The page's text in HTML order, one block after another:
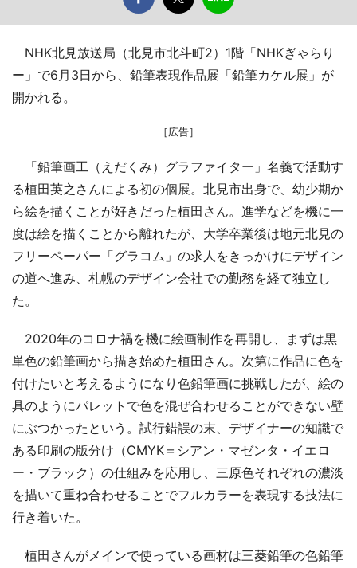
NHK北見放送局（北見市北斗町2）1階「NHKぎゃらり
ー」で6月3日から、鉛筆表現作品展「鉛筆カケル展」が
開かれる。
［広告］
「鉛筆画工（えだくみ）グラファイター」名義で活動す
る植田英之さんによる初の個展。北見市出身で、幼少期か
ら絵を描くことが好きだった植田さん。進学などを機に一
度は絵を描くことから離れたが、大学卒業後は地元北見の
フリーペーパー「グラコム」の求人をきっかけにデザイン
の道へ進み、札幌のデザイン会社での勤務を経て独立し
た。
2020年のコロナ禍を機に絵画制作を再開し、まずは黒
単色の鉛筆画から描き始めた植田さん。次第に作品に色を
付けたいと考えるようになり色鉛筆画に挑戦したが、絵の
具のようにパレットで色を混ぜ合わせることができない壁
にぶつかったという。試行錯誤の末、デザイナーの知識で
ある印刷の版分け（CMYK＝シアン・マゼンタ・イエロ
ー・ブラック）の仕組みを応用し、三原色それぞれの濃淡
を描いて重ね合わせることでフルカラーを表現する技法に
行き着いた。
植田さんがメインで使っている画材は三菱鉛筆の色鉛筆